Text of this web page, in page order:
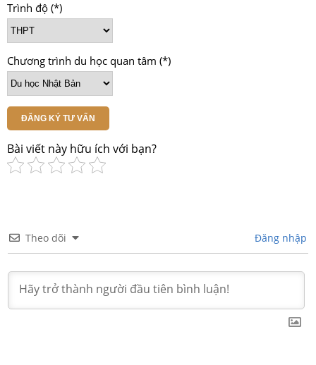
Trình độ (*)
Chương trình du học quan tâm (*)
ĐĂNG KÝ TƯ VẤN
Bài viết này hữu ích với bạn?
Theo dõi Đăng nhập